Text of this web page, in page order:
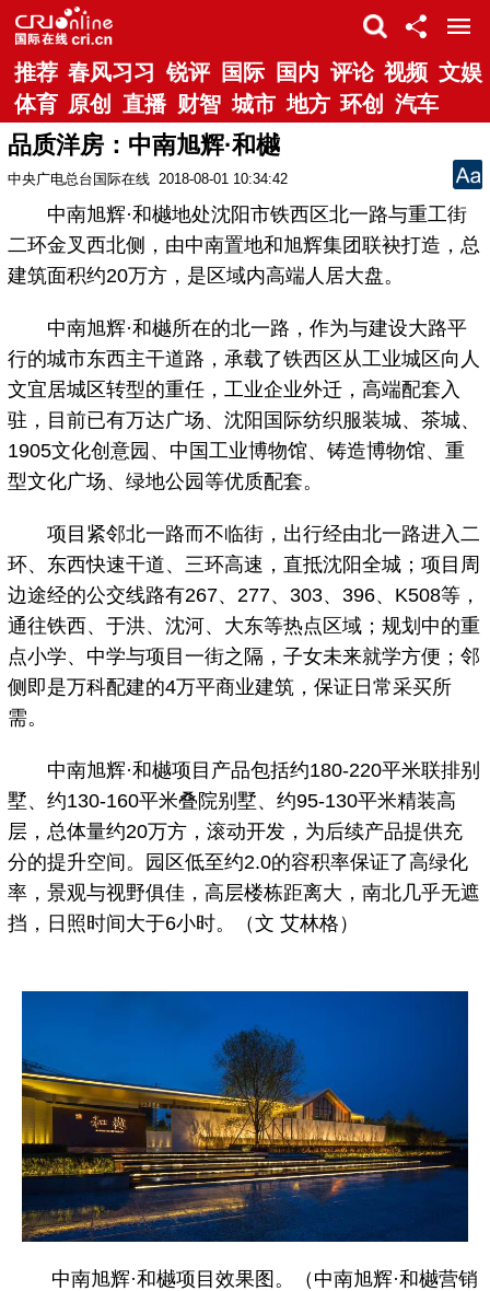
推荐 春风习习 锐评 国际 国内 评论 视频 文娱
体育 原创 直播 财智 城市 地方 环创 汽车
品质洋房：中南旭辉·和樾
中央广电总台国际在线 2018-08-01 10:34:42
中南旭辉·和樾地处沈阳市铁西区北一路与重工街
二环金叉西北侧，由中南置地和旭辉集团联袂打造，总
建筑面积约20万方，是区域内高端人居大盘。
中南旭辉·和樾所在的北一路，作为与建设大路平
行的城市东西主干道路，承载了铁西区从工业城区向人
文宜居城区转型的重任，工业企业外迁，高端配套入
驻，目前已有万达广场、沈阳国际纺织服装城、茶城、
1905文化创意园、中国工业博物馆、铸造博物馆、重
型文化广场、绿地公园等优质配套。
项目紧邻北一路而不临街，出行经由北一路进入二
环、东西快速干道、三环高速，直抵沈阳全城；项目周
边途经的公交线路有267、277、303、396、K508等，
通往铁西、于洪、沈河、大东等热点区域；规划中的重
点小学、中学与项目一街之隔，子女未来就学方便；邻
侧即是万科配建的4万平商业建筑，保证日常采买所
需。
中南旭辉·和樾项目产品包括约180-220平米联排别
墅、约130-160平米叠院别墅、约95-130平米精装高
层，总体量约20万方，滚动开发，为后续产品提供充
分的提升空间。园区低至约2.0的容积率保证了高绿化
率，景观与视野俱佳，高层楼栋距离大，南北几乎无遮
挡，日照时间大于6小时。（文 艾林格）
中南旭辉·和樾项目效果图。（中南旭辉·和樾营销